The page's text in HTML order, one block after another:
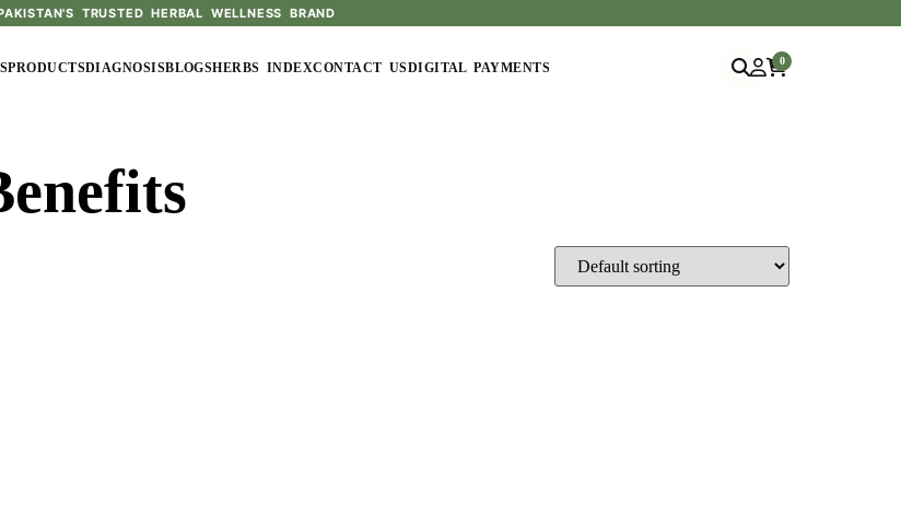
TRUSTED HERBAL WELLNESS BRAND
PRODUCTSDIAGNOSISBLOGSHERBS INDEXCONTACT USDIGITAL PAYMENTS
0